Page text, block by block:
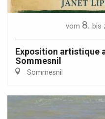
vom 8. bis
Exposition artistique
Sommesnil
Sommesnil